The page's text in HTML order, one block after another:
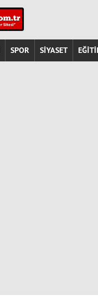
SPOR SİYASET